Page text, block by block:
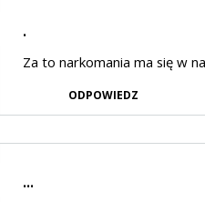
.
Za to narkomania ma się w
ODPOWIEDZ
...